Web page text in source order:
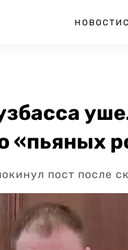
НОВОСТИ
«пьяных
пост после